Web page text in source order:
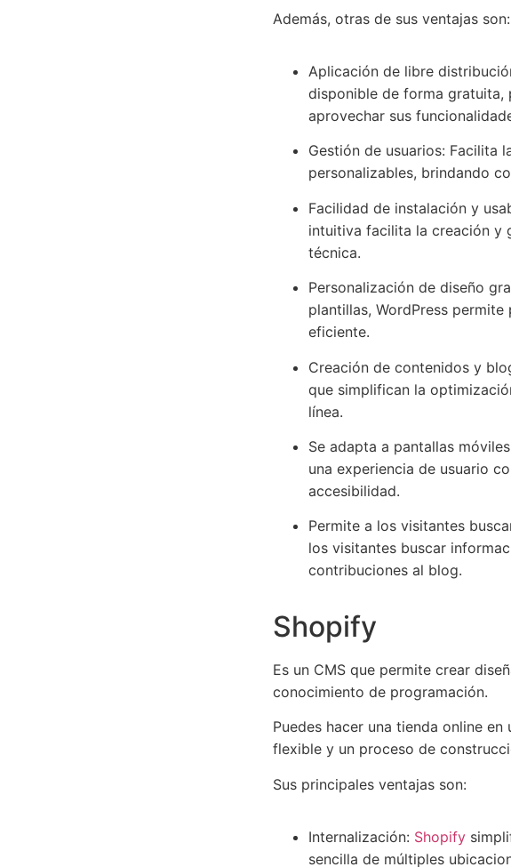
Además, otras de sus ventajas son:
Aplicación de libre
disponible de forma gratuita,
aprovechar sus
Gestión de usuarios: Facilita
personalizables, brindando
Facilidad de instalación y
intuitiva facilita la creación y
técnica.
Personalización de diseño
plantillas, WordPress
eficiente.
Creación de contenidos y
que simplifican la
línea.
Se adapta a pantallas
una experiencia de usuario
accesibilidad.
Permite a los visitantes
los visitantes buscar
contribuciones al blog.
Shopify
Es un CMS que permite crear
conocimiento de programación.
Puedes hacer una tienda online
flexible y un proceso de
Sus principales ventajas son:
Internalización: Shopify
sencilla de múltiples